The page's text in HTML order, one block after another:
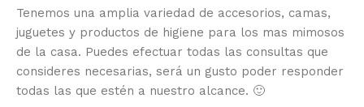
Tenemos una amplia variedad de accesorios, camas,
juguetes y productos de higiene para los mas mimosos
de la casa. Puedes efectuar todas las consultas que
consideres necesarias, será un gusto poder responder
todas las que estén a nuestro alcance. 🙂